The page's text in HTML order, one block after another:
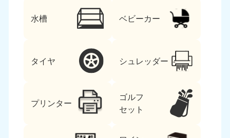
水槽 ベビーカー
タイヤ シュレッダー
プリンター
ゴルフ
セット